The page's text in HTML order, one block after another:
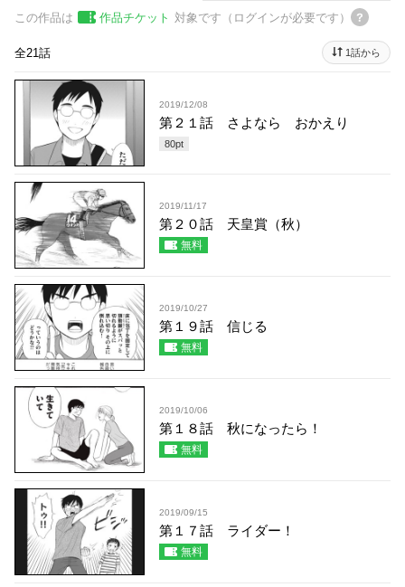
この作品は 作品チケット 対象です（ログインが必要です）
全21話 1話から
2019/12/08
第２１話 さよなら おかえり
80pt
2019/11/17
第２０話 天皇賞（秋）
無料
2019/10/27
第１９話 信じる
無料
2019/10/06
第１８話 秋になったら！
無料
2019/09/15
第１７話 ライダー！
無料